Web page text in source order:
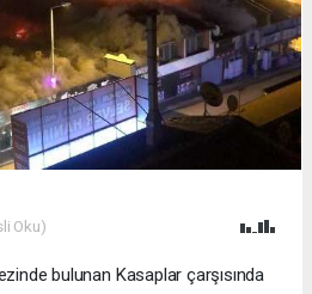
Oku)
bulunan Kasaplar çarşısında